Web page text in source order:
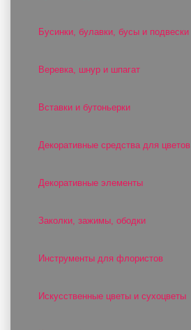
Бусинки, булавки, бусы и подвески
Веревка, шнур и шпагат
Вставки и бутоньерки
Декоративные средства для цветов
Декоративные элементы
Заколки, зажимы, ободки
Инструменты для флористов
Искусственные цветы и сухоцветы